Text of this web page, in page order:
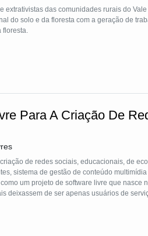
extrativistas das comunidades rurais do
do solo e da floresta com a geração de
Para A Criação De
de redes sociais, educacionais, de
sistema de gestão de conteúdo
um projeto de software livre que nasce
deixassem de ser apenas usuários de